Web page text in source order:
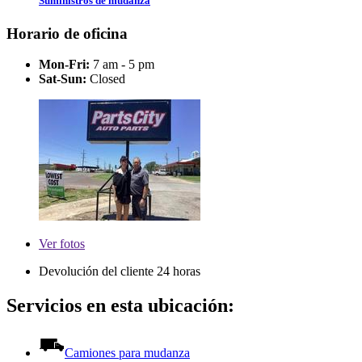
Horario de oficina
Mon-Fri: 7 am - 5 pm
Sat-Sun: Closed
Verfotos
Devolución del cliente 24 horas
Servicios en esta ubicación:
Camiones para mudanza